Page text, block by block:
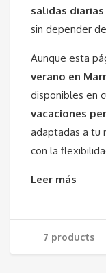
salidas
sin depender
Aunque esta
verano en
disponibles en
vacaciones
adaptadas a tu
con la
Leer más
7 products